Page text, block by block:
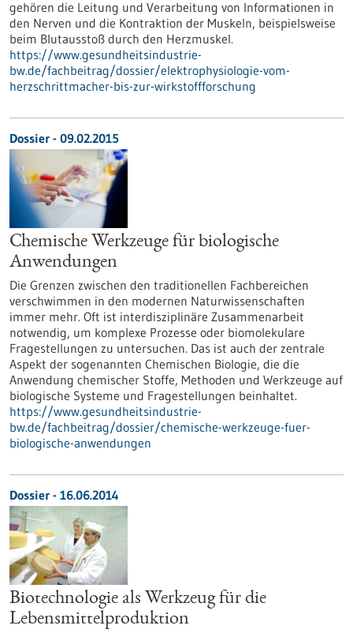
gehören die Leitung und Verarbeitung von Informationen in
den Nerven und die Kontraktion der Muskeln, beispielsweise
beim Blutausstoß durch den Herzmuskel.
https://www.gesundheitsindustrie-
bw.de/fachbeitrag/dossier/elektrophysiologie-vom-
herzschrittmacher-bis-zur-wirkstoffforschung
Dossier - 09.02.2015
Chemische Werkzeuge für biologische
Anwendungen
Die Grenzen zwischen den traditionellen Fachbereichen
verschwimmen in den modernen Naturwissenschaften
immer mehr. Oft ist interdisziplinäre Zusammenarbeit
notwendig, um komplexe Prozesse oder biomolekulare
Fragestellungen zu untersuchen. Das ist auch der zentrale
Aspekt der sogenannten Chemischen Biologie, die die
Anwendung chemischer Stoffe, Methoden und Werkzeuge auf
biologische Systeme und Fragestellungen beinhaltet.
https://www.gesundheitsindustrie-
bw.de/fachbeitrag/dossier/chemische-werkzeuge-fuer-
biologische-anwendungen
Dossier - 16.06.2014
Biotechnologie als Werkzeug für die
Lebensmittelproduktion